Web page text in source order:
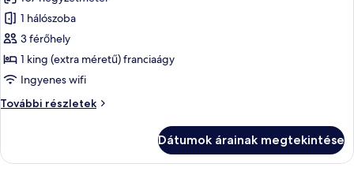
képének
megtekintése:
Pool
Suite
1 hálószoba
3 férőhely
1 king (extra méretű) franciaágy
Ingyenes wifi
További részletek
Pool
Dátumok árainak megtekintése